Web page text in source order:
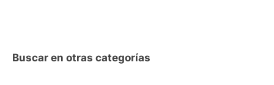
Buscar en otras categorías